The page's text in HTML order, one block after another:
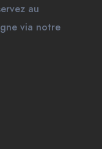
au
via notre